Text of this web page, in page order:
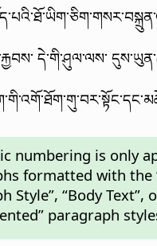
དེ་གི་ཤུལ་ལས་
numbering is only
formatted with the
Style”, “Body Text”,
paragraph